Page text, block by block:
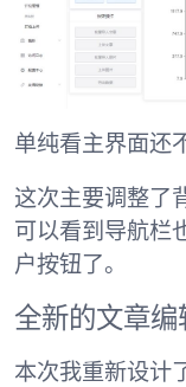
单纯看主界面还
这次主要调整了
可以看到导航栏
户按钮了。
全新的文章编
本次我重新设计